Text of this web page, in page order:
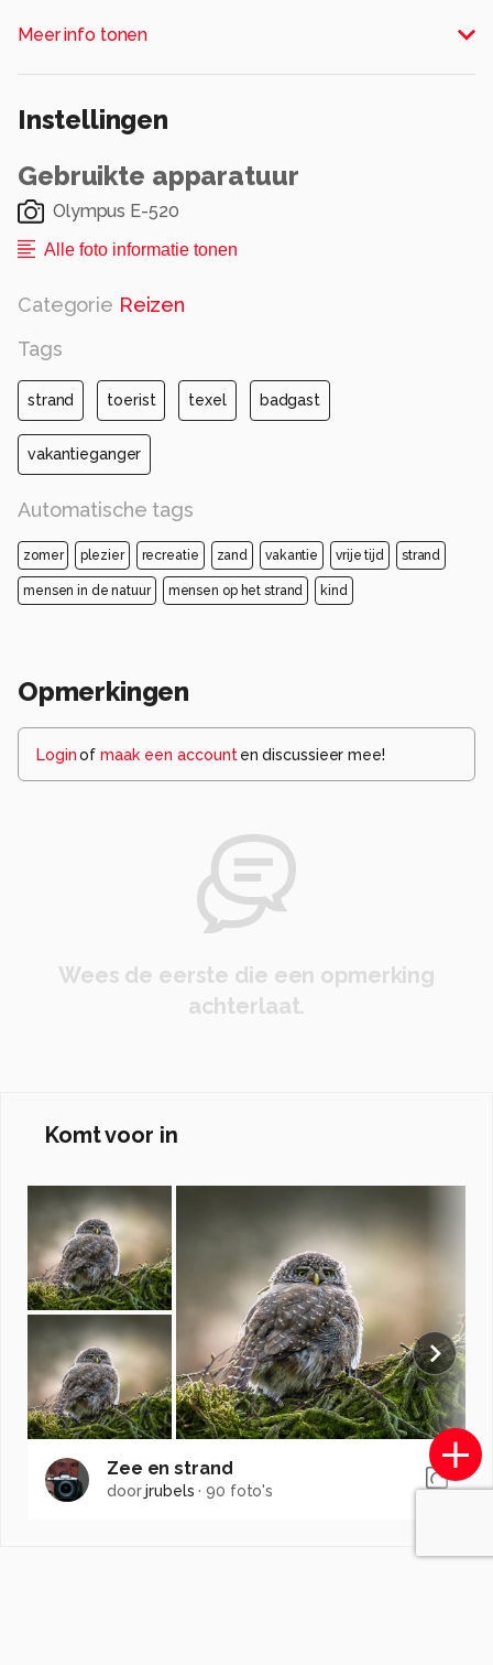
Meer info tonen
Instellingen
Gebruikte apparatuur
Olympus E-520
Alle foto informatie tonen
Categorie Reizen
Tags
strand toerist texel badgast
vakantieganger
Automatische tags
zomer plezier recreatie zand vakantie vrije tijd strand
mensen in de natuur mensen op het strand kind
Opmerkingen
Loginof maak een account en discussieer mee!
Wees de eerste die een opmerking
achterlaat.
Komt voor in
Zee en strand
doorjrubels ·90 foto's